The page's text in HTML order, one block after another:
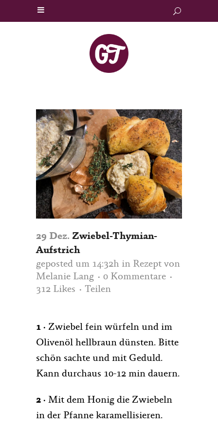
29 Dez. Zwiebel-Thymian-
Aufstrich
geposted um 14:32h in Rezept von
Melanie Lang
0 Kommentare
312 Likes Teilen
1 · Zwiebel fein würfeln und im
Olivenöl hellbraun dünsten. Bitte
schön sachte und mit Geduld.
Kann durchaus 10-12 min dauern.
2 · Mit dem Honig die Zwiebeln
in der Pfanne karamellisieren.